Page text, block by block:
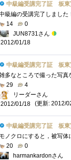
中級編受講完了証 板東寛司
14
0
JUN8731さん
2012/01/18
中級編受講完了証 板東寛司
29
4
リーダーさん
2012/01/18
(更新: 2012/
中級編受講完了証 板東寛司
20
0
harmankardonさん